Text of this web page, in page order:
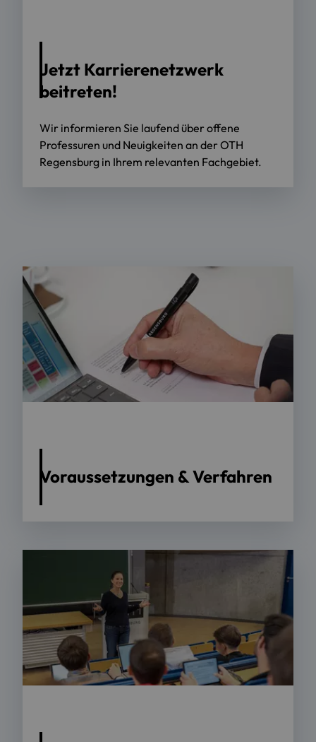
Jetzt Karrierenetzwerk
beitreten!
Wir informieren Sie laufend über offene
Professuren und Neuigkeiten an der OTH
Regensburg in Ihrem relevanten Fachgebiet.
Voraussetzungen & Verfahren